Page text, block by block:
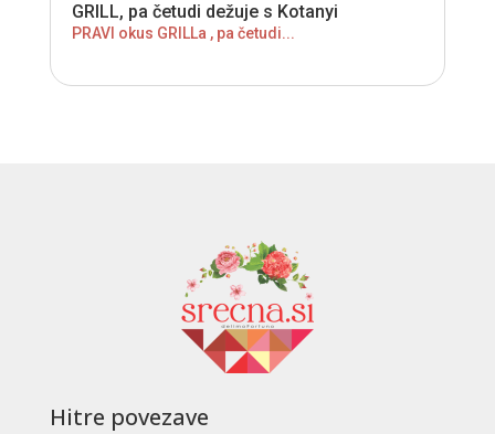
GRILL, pa četudi dežuje s Kotanyi
PRAVI okus GRILLa , pa četudi...
Hitre povezave